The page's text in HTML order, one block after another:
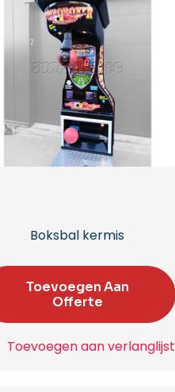
Boksbal kermis
Toevoegen Aan
Offerte
Toevoegen aan verlanglijst